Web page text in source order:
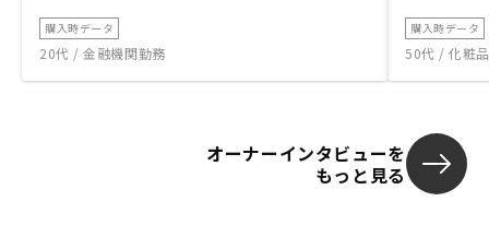
購入時データ
20代 / 金融機関勤務
購入時データ
50代 / 化粧
オーナーインタビューを
もっと見る